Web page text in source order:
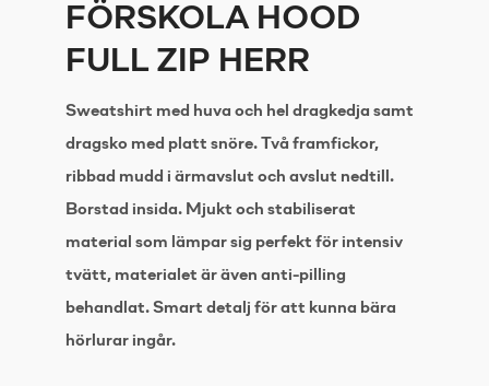
FÖRSKOLA HOOD
FULL ZIP HERR
Sweatshirt med huva och hel dragkedja samt
dragsko med platt snöre. Två framfickor,
ribbad mudd i ärmavslut och avslut nedtill.
Borstad insida. Mjukt och stabiliserat
material som lämpar sig perfekt för intensiv
tvätt, materialet är även anti-pilling
behandlat. Smart detalj för att kunna bära
hörlurar ingår.